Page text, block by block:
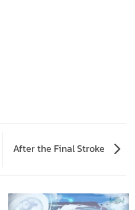
After the Final Stroke